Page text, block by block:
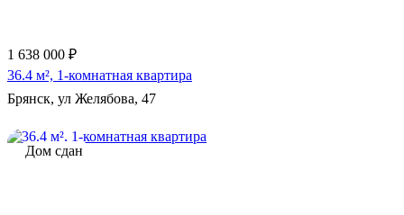
1 638 000 ₽
36.4 м², 1-комнатная квартира
Брянск, ул Желябова, 47
Дом сдан